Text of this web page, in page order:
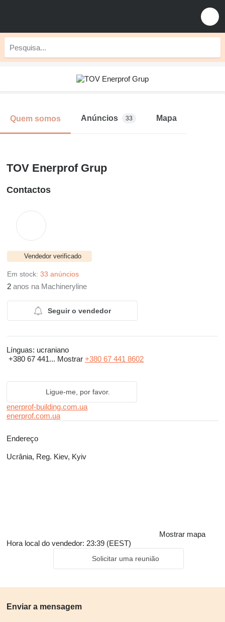
Quem somos Anúncios 33 Mapa
TOV Enerprof Grup
Contactos
Vendedor verificado
Em stock: 33 anúncios
2 anos na Machineryline
Seguir o vendedor
Línguas: ucraniano
+380 67 441... Mostrar +380 67 441 8602
Ligue-me, por favor.
enerprof-building.com.ua
enerprof.com.ua
Endereço
Ucrânia, Reg. Kiev, Kyiv
Mostrar mapa
Hora local do vendedor: 23:39 (EEST)
Solicitar uma reunião
Enviar a mensagem